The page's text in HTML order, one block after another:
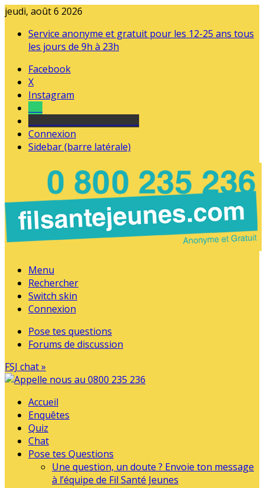
jeudi, août 6 2026
Service anonyme et gratuit pour les 12-25 ans tous
les jours de 9h à 23h
Facebook
X
Instagram
Connexion
Sidebar (barre latérale)
Menu
Rechercher
Switch skin
Connexion
Pose tes questions
Forums de discussion
FSJ chat »
Accueil
Enquêtes
Quiz
Chat
Pose tes Questions
Une question, un doute ? Envoie ton message
à l’équipe de Fil Santé Jeunes